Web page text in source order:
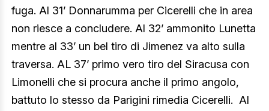
fuga. Al 31’ Donnarumma per Cicerelli che in area
non riesce a concludere. Al 32’ ammonito Lunetta
mentre al 33’ un bel tiro di Jimenez va alto sulla
traversa. AL 37’ primo vero tiro del Siracusa con
Limonelli che si procura anche il primo angolo,
battuto lo stesso da Parigini rimedia Cicerelli. Al